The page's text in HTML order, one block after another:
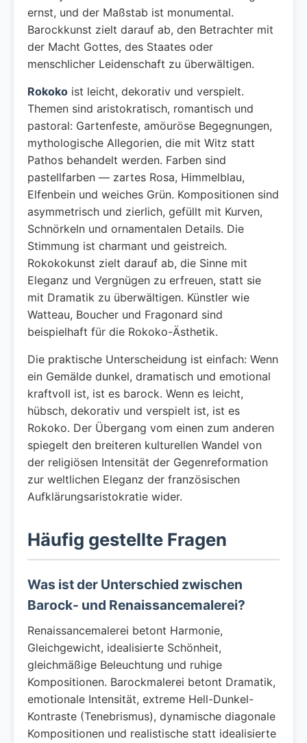
ernst, und der Maßstab ist monumental.
Barockkunst zielt darauf ab, den Betrachter mit
der Macht Gottes, des Staates oder
menschlicher Leidenschaft zu überwältigen.
Rokoko ist leicht, dekorativ und verspielt.
Themen sind aristokratisch, romantisch und
pastoral: Gartenfeste, amöuröse Begegnungen,
mythologische Allegorien, die mit Witz statt
Pathos behandelt werden. Farben sind
pastellfarben — zartes Rosa, Himmelblau,
Elfenbein und weiches Grün. Kompositionen sind
asymmetrisch und zierlich, gefüllt mit Kurven,
Schnörkeln und ornamentalen Details. Die
Stimmung ist charmant und geistreich.
Rokokokunst zielt darauf ab, die Sinne mit
Eleganz und Vergnügen zu erfreuen, statt sie
mit Dramatik zu überwältigen. Künstler wie
Watteau, Boucher und Fragonard sind
beispielhaft für die Rokoko-Ästhetik.
Die praktische Unterscheidung ist einfach: Wenn
ein Gemälde dunkel, dramatisch und emotional
kraftvoll ist, ist es barock. Wenn es leicht,
hübsch, dekorativ und verspielt ist, ist es
Rokoko. Der Übergang vom einen zum anderen
spiegelt den breiteren kulturellen Wandel von
der religiösen Intensität der Gegenreformation
zur weltlichen Eleganz der französischen
Aufklärungsaristokratie wider.
Häufig gestellte Fragen
Was ist der Unterschied zwischen
Barock- und Renaissancemalerei?
Renaissancemalerei betont Harmonie,
Gleichgewicht, idealisierte Schönheit,
gleichmäßige Beleuchtung und ruhige
Kompositionen. Barockmalerei betont Dramatik,
emotionale Intensität, extreme Hell-Dunkel-
Kontraste (Tenebrismus), dynamische diagonale
Kompositionen und realistische statt idealisierte